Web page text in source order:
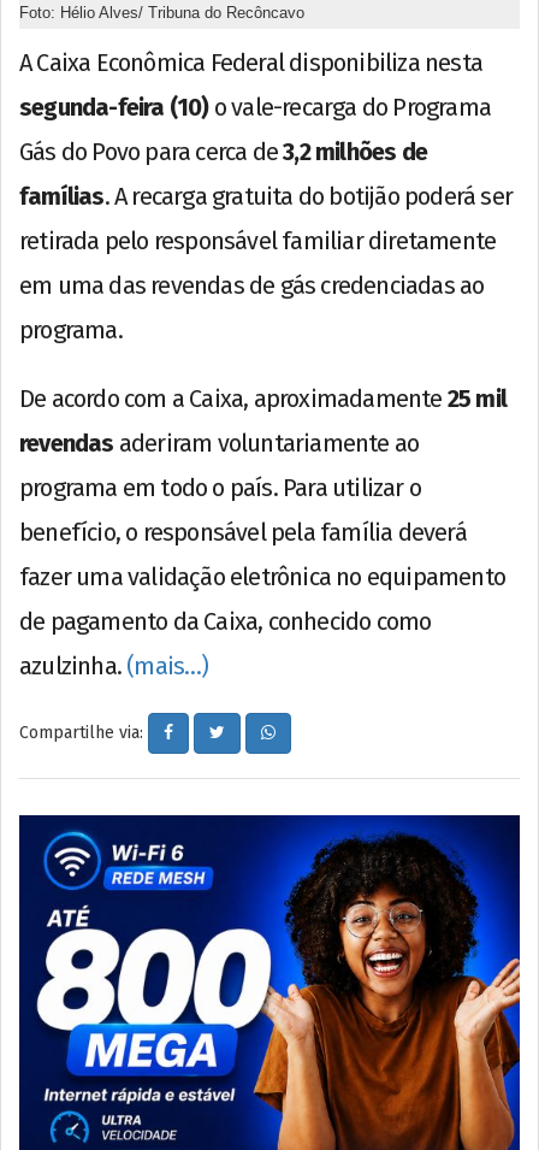
Foto: Hélio Alves/ Tribuna do Recôncavo
A Caixa Econômica Federal disponibiliza nesta
segunda-feira (10)o vale-recarga do Programa
Gás do Povo para cerca de3,2 milhões de
famílias. A recarga gratuita do botijão poderá ser
retirada pelo responsável familiar diretamente
em uma das revendas de gás credenciadas ao
programa.
De acordo com a Caixa, aproximadamente 25 mil
revendas aderiram voluntariamente ao
programa em todo o país. Para utilizar o
benefício, o responsável pela família deverá
fazer uma validação eletrônica no equipamento
de pagamento da Caixa, conhecido como
azulzinha. (mais…)
Compartilhe via: